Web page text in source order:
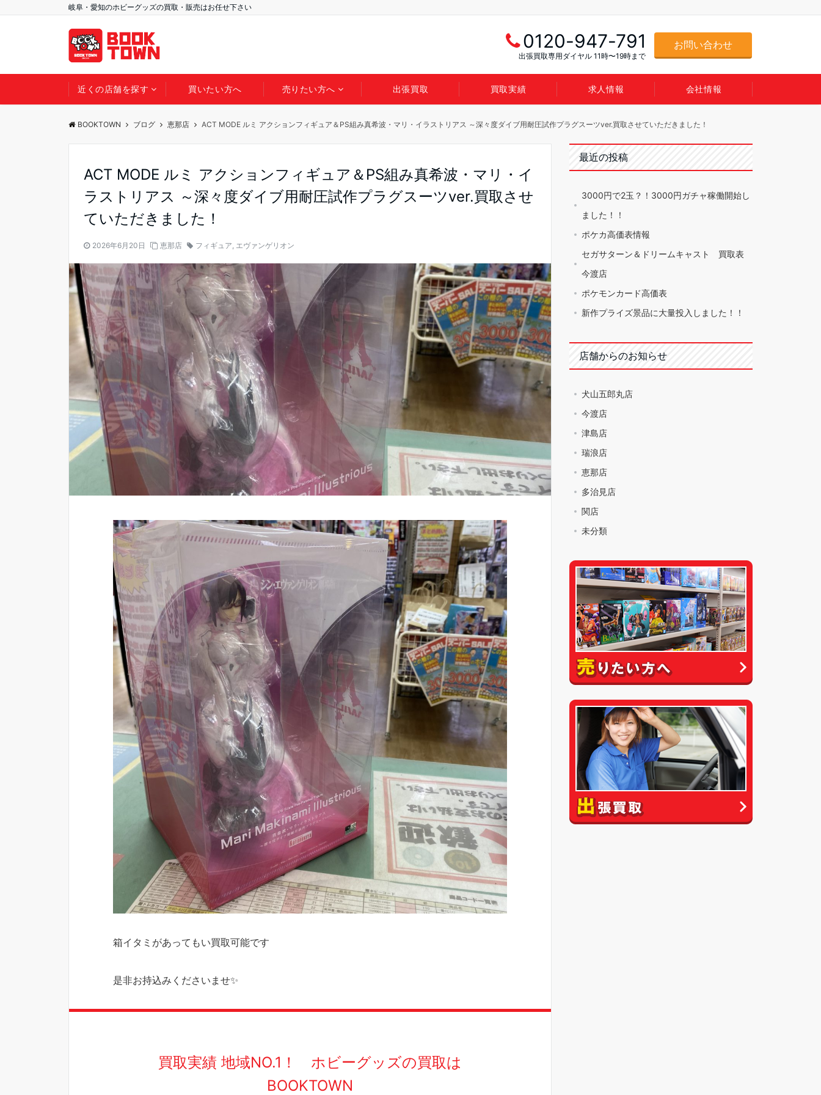
岐阜・愛知のホビーグッズの買取・販売はお任せ下さい
0120-947-791
出張買取専用ダイヤル 11時〜19時まで
お問い合わせ
近くの店舗を探す 買いたい方へ 売りたい方へ 出張買取 買取実績 求人情報 会社情報
BOOKTOWN ブログ 恵那店 ACT MODE ルミ アクションフィギュア＆PS組み真希波・マリ・イラストリアス ～深々度ダイブ用耐圧試作プラグスーツver.買取させていただきました！
ACT MODE ルミ アクションフィギュア＆PS組み真希波・マリ・イ
ラストリアス ～深々度ダイブ用耐圧試作プラグスーツver.買取させ
ていただきました！
2026年6月20日 恵那店 フィギュア, エヴァンゲリオン
箱イタミがあってもい買取可能です
是非お持込みくださいませ✨
買取実績 地域NO.1！ ホビーグッズの買取は
BOOKTOWN
最近の投稿
3000円で2玉？！3000円ガチャ稼働開始し
ました！！
ポケカ高価表情報
セガサターン＆ドリームキャスト 買取表
今渡店
ポケモンカード高価表
新作プライズ景品に大量投入しました！！
店舗からのお知らせ
犬山五郎丸店
今渡店
津島店
瑞浪店
恵那店
多治見店
関店
未分類